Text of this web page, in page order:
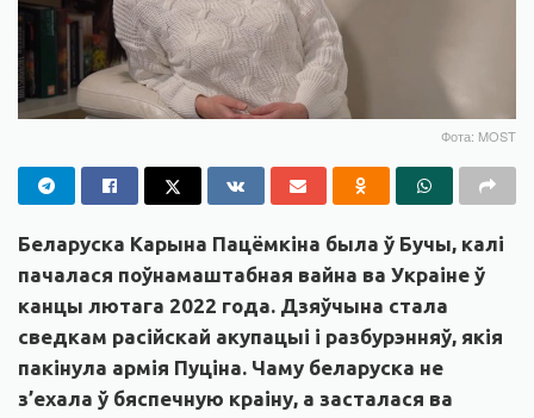
Фота: MOST
Беларуска Карына Пацёмкіна была ў Бучы, калі
пачалася поўнамаштабная вайна ва Украіне ў
канцы лютага 2022 года. Дзяўчына стала
сведкам расійскай акупацыі і разбурэнняў, якія
пакінула армія Пуціна. Чаму беларуска не
з’ехала ў бяспечную краіну, а засталася ва